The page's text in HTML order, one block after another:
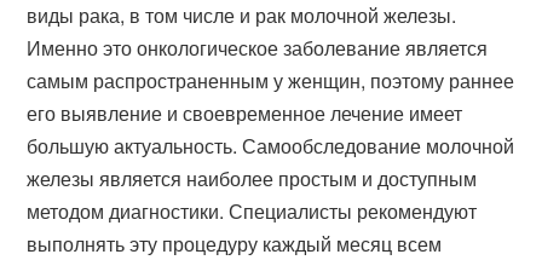
виды рака, в том числе и рак молочной железы.
Именно это онкологическое заболевание является
самым распространенным у женщин, поэтому раннее
его выявление и своевременное лечение имеет
большую актуальность. Самообследование молочной
железы является наиболее простым и доступным
методом диагностики. Специалисты рекомендуют
выполнять эту процедуру каждый месяц всем